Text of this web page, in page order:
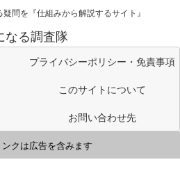
問を『仕組みから解説するサイト』
なる調査隊
プライバシーポリシー・免責事項
このサイトについて
お問い合わせ先
クは広告を含みます